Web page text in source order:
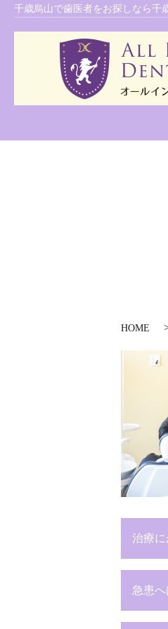
千歳烏山で歯医者をお探しなら千
HOME
治療
急患